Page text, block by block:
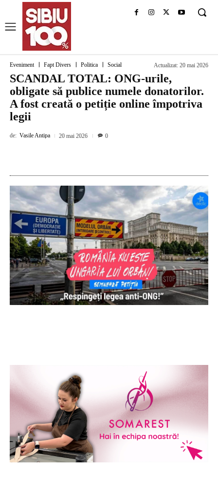
Eveniment Fapt Divers Politica Social Actualizat: 20 mai 2026
SCANDAL TOTAL: ONG-urile,
obligate să publice numele donatorilor.
A fost creată o petiție online împotriva
legii
de: Vasile Antipa 20 mai 2026 0